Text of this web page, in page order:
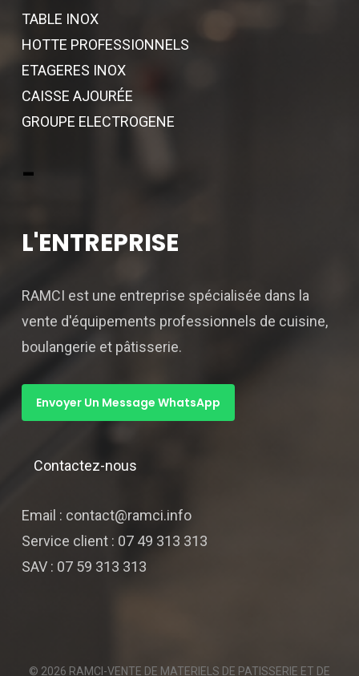
TABLE INOX
HOTTE PROFESSIONNELS
ETAGERES INOX
CAISSE AJOURÉE
GROUPE ELECTROGENE
-
L'ENTREPRISE
RAMCI est une entreprise spécialisée dans la
vente d'équipements professionnels de cuisine,
boulangerie et pâtisserie.
Envoyer Un Message WhatsApp
Contactez-nous
Email : contact@ramci.info
Service client : 07 49 313 313
SAV : 07 59 313 313
© 2026 RAMCI-VENTE DE MATERIELS DE PATISSERIE ET DE